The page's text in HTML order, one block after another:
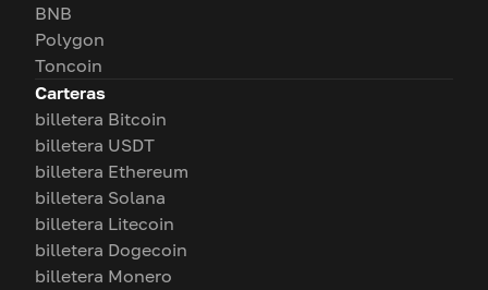
BNB
Polygon
Toncoin
Carteras
billetera Bitcoin
billetera USDT
billetera Ethereum
billetera Solana
billetera Litecoin
billetera Dogecoin
billetera Monero